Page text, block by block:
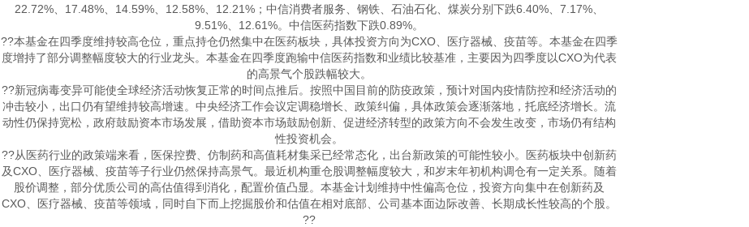
22.72%、17.48%、14.59%、12.58%、12.21%；中信消费者服务、钢铁、石油石化、煤炭分别下跌6.40%、7.17%、
9.51%、12.61%。中信医药指数下跌0.89%。
??本基金在四季度维持较高仓位，重点持仓仍然集中在医药板块，具体投资方向为CXO、医疗器械、疫苗等。本基金在四季
度增持了部分调整幅度较大的行业龙头。本基金在四季度跑输中信医药指数和业绩比较基准，主要因为四季度以CXO为代表
的高景气个股跌幅较大。
??新冠病毒变异可能使全球经济活动恢复正常的时间点推后。按照中国目前的防疫政策，预计对国内疫情防控和经济活动的
冲击较小，出口仍有望维持较高增速。中央经济工作会议定调稳增长、政策纠偏，具体政策会逐渐落地，托底经济增长。流
动性仍保持宽松，政府鼓励资本市场发展，借助资本市场鼓励创新、促进经济转型的政策方向不会发生改变，市场仍有结构
性投资机会。
??从医药行业的政策端来看，医保控费、仿制药和高值耗材集采已经常态化，出台新政策的可能性较小。医药板块中创新药
及CXO、医疗器械、疫苗等子行业仍然保持高景气。最近机构重仓股调整幅度较大，和岁末年初机构调仓有一定关系。随着
股价调整，部分优质公司的高估值得到消化，配置价值凸显。本基金计划维持中性偏高仓位，投资方向集中在创新药及
CXO、医疗器械、疫苗等领域，同时自下而上挖掘股价和估值在相对底部、公司基本面边际改善、长期成长性较高的个股。
??